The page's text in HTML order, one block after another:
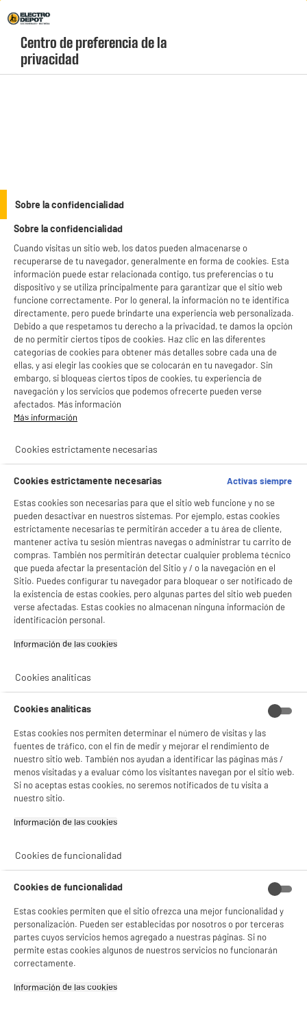
Menú
geolocation-header-icon-text
account
Rechazar todas
BIENVENIDO a ELECTRO
DEPOT
Con el fin de mejorar tu experiencia, y tras tu consentimiento, ELECTRO DEPOT
- ofrecer publicidad y comunicaciones personalizadas
- facilitar el intercambio de contenido en las redes sociales
- analizar el tráfico en nuestro sitio web Consulta la política de cookies.
Si aceptas, la experiencia será aún mejor. Si no acepta, se utilizarán cookies
estadísticas anónimas basadas en tu navegación. Puedes oponerte a su uso
gestionando sus cookies.
¡Buena visita!
Centro de preferencia de la
privacidad
Sobre la confidencialidad
Sobre la confidencialidad
Cuando visitas un sitio web, los datos pueden almacenarse o
recuperarse de tu navegador, generalmente en forma de cookies. Esta
información puede estar relacionada contigo, tus preferencias o tu
dispositivo y se utiliza principalmente para garantizar que el sitio web
funcione correctamente. Por lo general, la información no te identifica
directamente, pero puede brindarte una experiencia web personalizada.
Debido a que respetamos tu derecho a la privacidad, te damos la opción
de no permitir ciertos tipos de cookies. Haz clic en las diferentes
categorías de cookies para obtener más detalles sobre cada una de
ellas, y así elegir las cookies que se colocarán en tu navegador. Sin
embargo, si bloqueas ciertos tipos de cookies, tu experiencia de
navegación y los servicios que podemos ofrecerte pueden verse
afectados. Más información
Más información
Cookies estrictamente necesarias
Cookies estrictamente necesarias
Activas siempre
Estas cookies son necesarias para que el sitio web funcione y no se
pueden desactivar en nuestros sistemas. Por ejemplo, estas cookies
estrictamente necesarias te permitirán acceder a tu área de cliente,
mantener activa tu sesión mientras navegas o administrar tu carrito de
compras. También nos permitirán detectar cualquier problema técnico
que pueda afectar la presentación del Sitio y / o la navegación en el
Sitio. Puedes configurar tu navegador para bloquear o ser notificado de
la existencia de estas cookies, pero algunas partes del sitio web pueden
verse afectadas. Estas cookies no almacenan ninguna información de
identificación personal.
Información de las cookies‎
Cookies analíticas
Cookies analíticas
Estas cookies nos permiten determinar el número de visitas y las
fuentes de tráfico, con el fin de medir y mejorar el rendimiento de
nuestro sitio web. También nos ayudan a identificar las páginas más /
menos visitadas y a evaluar cómo los visitantes navegan por el sitio web.
Si no aceptas estas cookies, no seremos notificados de tu visita a
nuestro sitio.
Información de las cookies‎
Cookies de funcionalidad
Cookies de funcionalidad
Estas cookies permiten que el sitio ofrezca una mejor funcionalidad y
personalización. Pueden ser establecidas por nosotros o por terceras
partes cuyos servicios hemos agregado a nuestras páginas. Si no
permite estas cookies algunos de nuestros servicios no funcionarán
correctamente.
Información de las cookies‎